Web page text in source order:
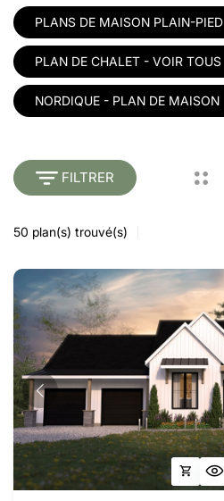
PLANS DE MAISON PLAIN-PIED
PLAN DE CHALET - VOIR TOUS
NORDIQUE - PLAN DE MAISON
FILTRER
50 plan(s) trouvé(s)